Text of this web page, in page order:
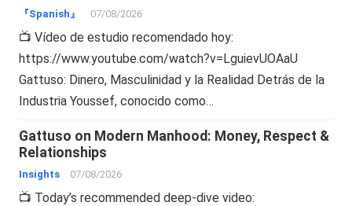
『Spanish』 07/08/2026
📺 Vídeo de estudio recomendado hoy:
https://www.youtube.com/watch?v=LguievUOAaU
Gattuso: Dinero, Masculinidad y la Realidad Detrás de la
Industria Youssef, conocido como…
Gattuso on Modern Manhood: Money, Respect &
Relationships
Insights 07/08/2026
📺 Today’s recommended deep-dive video: